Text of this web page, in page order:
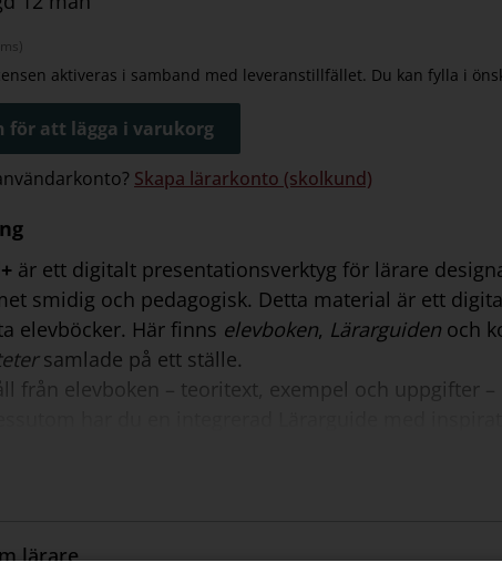
aktiveras i samband med leveranstillfället. Du kan fylla i
för att lägga i varukorg
Skapa lärarkonto (skolkund)
är ett digitalt presentationsverktyg för lärare
smidig och pedagogisk. Detta material är ett
elevböcker. Här finns elevboken, Lärarguiden och
samlade på ett ställe.
från elevboken – teoritext, exempel och uppgifter
lärare